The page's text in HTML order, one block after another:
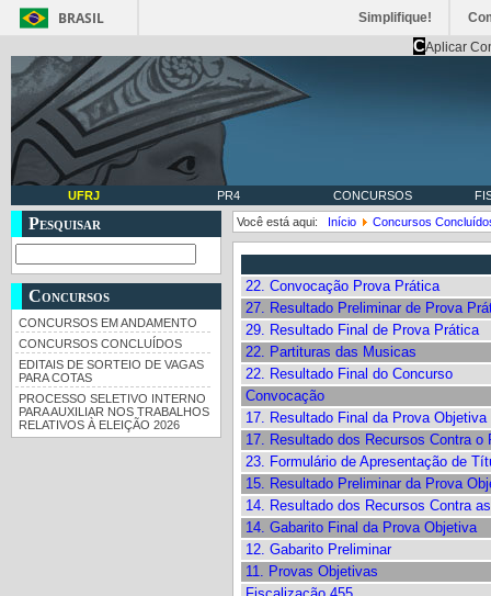
BRASIL Simplifique!
CAplicar
UFRJ PR4 CONCURSOS
Pesquisar
Concursos
CONCURSOS EM ANDAMENTO
CONCURSOS CONCLUÍDOS
EDITAIS DE SORTEIO DE VAGAS
PARA COTAS
PROCESSO SELETIVO INTERNO
PARA AUXILIAR NOS TRABALHOS
RELATIVOS À ELEIÇÃO 2026
Você está aqui: Início Concursos
22. Convocação Prova Prática
27. Resultado Preliminar de Prova
29. Resultado Final de Prova Prática
22. Partituras das Musicas
22. Resultado Final do Concurso
Convocação
17. Resultado Final da Prova Objetiva
17. Resultado dos Recursos Contra o
23. Formulário de Apresentação de
15. Resultado Preliminar da Prova
14. Resultado dos Recursos Contra
14. Gabarito Final da Prova Objetiva
12. Gabarito Preliminar
11. Provas Objetivas